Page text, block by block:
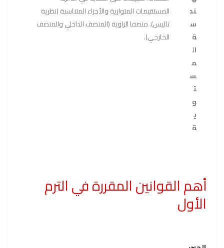
ند
س
ة
ال
م
س
ت
و
ي
ة
المستقيمات المتوازية والأجزاء المتناسبة (نظرية
تاليس). منصفا الزاوية (المنصف الداخلي والمنصف
الخارجي).
أهم القوانين المقررة في الترم
الأول